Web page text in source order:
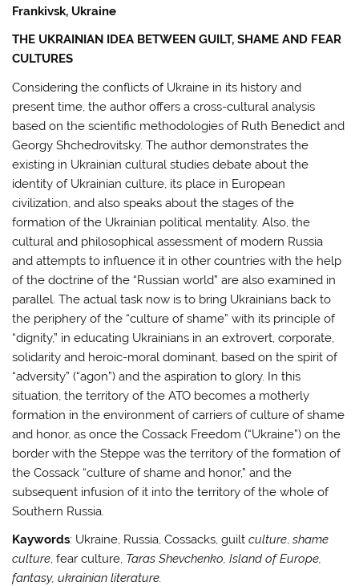
Frankivsk, Ukraine
THE UKRAINIAN IDEA BETWEEN GUILT, SHAME AND FEAR
CULTURES
Considering the conflicts of Ukraine in its history and
present time, the author offers a cross-cultural analysis
based on the scientific methodologies of Ruth Benediсt and
Georgy Shchedrovitsky. The author demonstrates the
existing in Ukrainian cultural studies debate about the
identity of Ukrainian culture, its place in European
civilization, and also speaks about the stages of the
formation of the Ukrainian political mentality. Also, the
cultural and philosophical assessment of modern Russia
and attempts to influence it in other countries with the help
of the doctrine of the “Russian world” are also examined in
parallel. The actual task now is to bring Ukrainians back to
the periphery of the “culture of shame” with its principle of
“dignity,” in educating Ukrainians in an extrovert, corporate,
solidarity and heroic-moral dominant, based on the spirit of
“adversity” (“agon”) and the aspiration to glory. In this
situation, the territory of the ATO becomes a motherly
formation in the environment of carriers of culture of shame
and honor, as once the Cossack Freedom (“Ukraine”) on the
border with the Steppe was the territory of the formation of
the Cossack “culture of shame and honor,” and the
subsequent infusion of it into the territory of the whole of
Southern Russia.
Kaywords: Ukraine, Russia, Cossacks, guiltculture,shame
culture, fear culture, Taras Shevchenko, Island of Europe,
fantasy, ukrainian literature.